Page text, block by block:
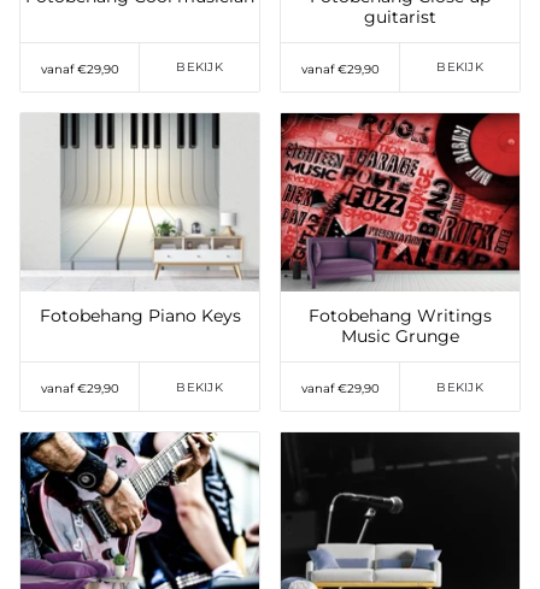
vanaf €29,90 BEKIJK
guitarist
vanaf €29,90 BEKIJK
Toevoegen aan
verlanglijst
Fotobehang Piano Keys
vanaf €29,90 BEKIJK
Toevoegen aan
verlanglijst
Fotobehang Writings
Music Grunge
vanaf €29,90 BEKIJK
Toevoegen aan
verlanglijst
Toevoegen aan
verlanglijst